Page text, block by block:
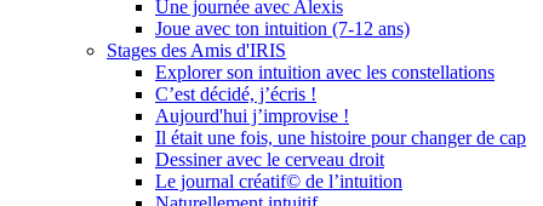
Une journée avec Alexis
Joue avec ton intuition (7-12 ans)
Stages des Amis d'IRIS
Explorer son intuition avec les constellations
C’est décidé, j’écris !
Aujourd'hui j’improvise !
Il était une fois, une histoire pour changer de cap
Dessiner avec le cerveau droit
Le journal créatif© de l’intuition